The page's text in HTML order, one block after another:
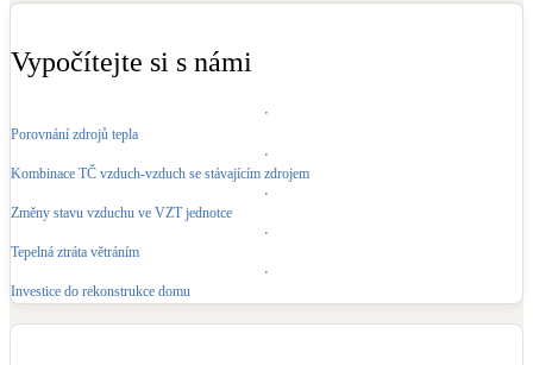
Retence deštové vody
Akumulace dešťovky
Vegetační střechy
Větrné elektrárny
Vypočítejte si s námi
Porovnání zdrojů tepla
Kombinace TČ vzduch-vzduch se stávajícím zdrojem
Změny stavu vzduchu ve VZT jednotce
Tepelná ztráta větráním
Investice do rekonstrukce domu